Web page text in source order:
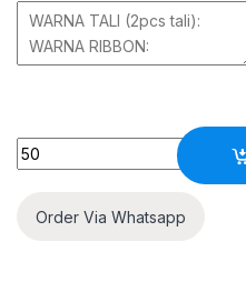
Quantity
Order Via Whatsapp